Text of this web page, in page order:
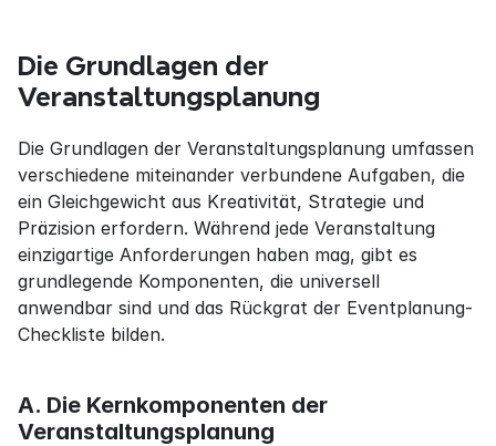
Die Grundlagen der
Veranstaltungsplanung
Die Grundlagen der Veranstaltungsplanung umfassen
verschiedene miteinander verbundene Aufgaben, die
ein Gleichgewicht aus Kreativität, Strategie und
Präzision erfordern. Während jede Veranstaltung
einzigartige Anforderungen haben mag, gibt es
grundlegende Komponenten, die universell
anwendbar sind und das Rückgrat der Eventplanung-
Checkliste bilden.
A. Die Kernkomponenten der
Veranstaltungsplanung